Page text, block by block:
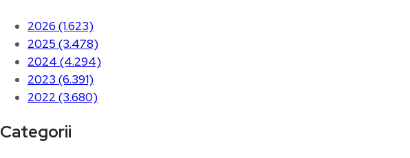
2026 (1.623)
2025 (3.478)
2024 (4.294)
2023 (6.391)
2022 (3.680)
Categorii